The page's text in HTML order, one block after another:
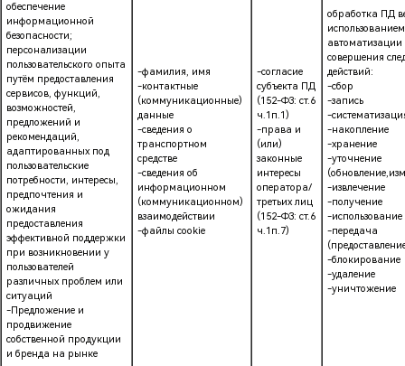
обеспечение
информационной
безопасности;
персонализации
пользовательского опыта
путём предоставления
сервисов, функций,
возможностей,
предложений и
рекомендаций,
адаптированных под
пользовательские
потребности, интересы,
предпочтения и
ожидания
предоставления
эффективной поддержки
при возникновении у
пользователей
различных проблем или
ситуаций
-Предложение и
продвижение
собственной продукции
и бренда на рынке
-фамилия, имя
-контактные
(коммуникационные)
данные
-сведения о
транспортном
средстве
-сведения об
информационном
(коммуникационном)
взаимодействии
-файлы cookie
-согласие
субъекта ПД
(152-ФЗ: ст.6
ч.1п.1)
-права и
(или)
законные
интересы
оператора/
третьих лиц
(152-ФЗ: ст.6
ч.1п.7)
обработка ПД
автоматизации
совершения
действий:
-сбор
-запись
-
-накопление
-хранение
-уточнение
-извлечение
-получение
-использование
-передача
-блокирование
-удаление
-уничтожение